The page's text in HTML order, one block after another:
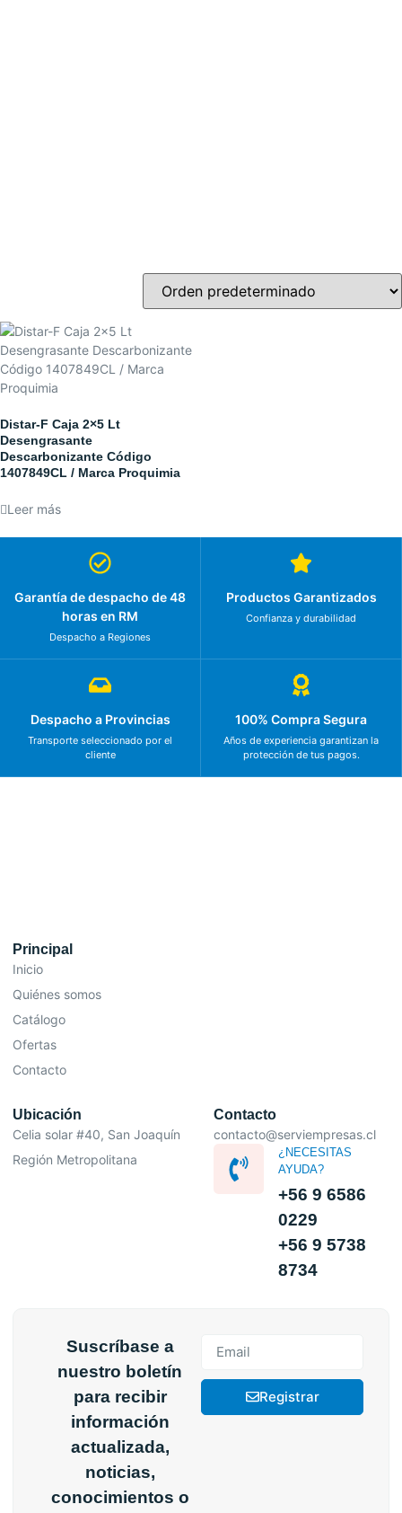
Distar-F Caja 2×5 Lt
Desengrasante
Descarbonizante Código
1407849CL / Marca Proquimia
Leer más
Garantía de despacho de 48
horas en RM
Despacho a Regiones
Productos Garantizados
Confianza y durabilidad
Despacho a Provincias
Transporte seleccionado por el
cliente
100% Compra Segura
Años de experiencia garantizan la
protección de tus pagos.
Principal
Inicio
Quiénes somos
Catálogo
Ofertas
Contacto
Ubicación
Celia solar #40, San Joaquín
Región Metropolitana
Contacto
contacto@serviempresas.cl
¿NECESITAS
AYUDA?
+56 9 6586
0229
+56 9 5738
8734
Suscríbase a
nuestro boletín
para recibir
información
actualizada,
noticias,
conocimientos o
Registrar